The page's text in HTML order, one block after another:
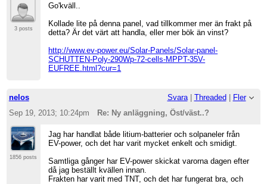
3 posts
Go'kväll..
Kollade lite på denna panel, vad tillkommer mer än frakt på
detta? Är det värt att handla, eller mer bök än vinst?
http://www.ev-power.eu/Solar-Panels/Solar-panel-
SCHUTTEN-Poly-290Wp-72-cells-MPPT-35V-
EUFREE.html?cur=1
nelos Svara| Threaded | Fler
Sep 19, 2013; 10:24pm
Re: Ny anläggning, Öst/väst..?
1856 posts
Jag har handlat både litium-batterier och solpaneler från
EV-power, och det har varit mycket enkelt och smidigt.
Samtliga gånger har EV-power skickat varorna dagen efter
då jag beställt kvällen innan.
Frakten har varit med TNT, och det har fungerat bra, och